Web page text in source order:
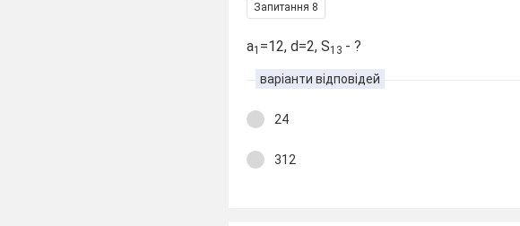
Запитання 8
a1 =12, d=2, S13 - ?
варіанти відповідей
24
312